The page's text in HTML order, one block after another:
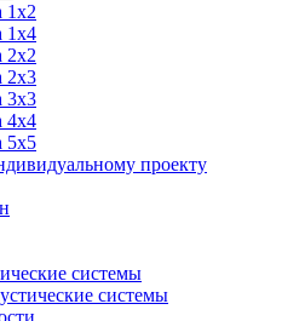
1x2
1x4
2x2
2x3
3x3
4x4
5x5
проекту
системы
системы